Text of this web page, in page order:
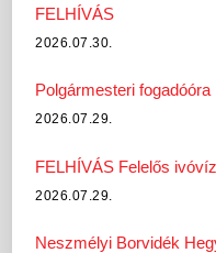
FELHÍVÁS
2026.07.30.
Polgármesteri fogadóóra
2026.07.29.
FELHÍVÁS Felelős
2026.07.29.
Neszmélyi Borvidék